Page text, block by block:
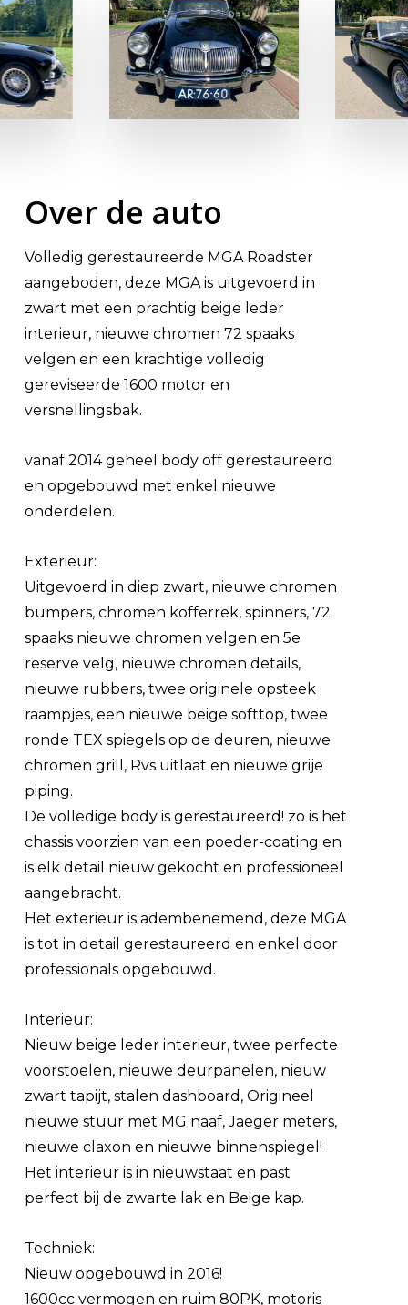
Over de auto
Volledig gerestaureerde MGA Roadster
aangeboden, deze MGA is uitgevoerd in
zwart met een prachtig beige leder
interieur, nieuwe chromen 72 spaaks
velgen en een krachtige volledig
gereviseerde 1600 motor en
versnellingsbak.
vanaf 2014 geheel body off gerestaureerd
en opgebouwd met enkel nieuwe
onderdelen.
Exterieur:
Uitgevoerd in diep zwart, nieuwe chromen
bumpers, chromen kofferrek, spinners, 72
spaaks nieuwe chromen velgen en 5e
reserve velg, nieuwe chromen details,
nieuwe rubbers, twee originele opsteek
raampjes, een nieuwe beige softtop, twee
ronde TEX spiegels op de deuren, nieuwe
chromen grill, Rvs uitlaat en nieuwe grije
piping.
De volledige body is gerestaureerd! zo is het
chassis voorzien van een poeder-coating en
is elk detail nieuw gekocht en professioneel
aangebracht.
Het exterieur is adembenemend, deze MGA
is tot in detail gerestaureerd en enkel door
professionals opgebouwd.
Interieur:
Nieuw beige leder interieur, twee perfecte
voorstoelen, nieuwe deurpanelen, nieuw
zwart tapijt, stalen dashboard, Origineel
nieuwe stuur met MG naaf, Jaeger meters,
nieuwe claxon en nieuwe binnenspiegel!
Het interieur is in nieuwstaat en past
perfect bij de zwarte lak en Beige kap.
Techniek:
Nieuw opgebouwd in 2016!
1600cc vermogen en ruim 80PK, motoris